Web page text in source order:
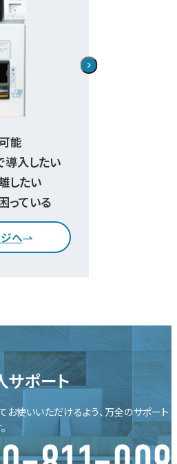
能
導入したい
したい
っている
へ
サポート
お使いいただけるよう、 万全のサポート